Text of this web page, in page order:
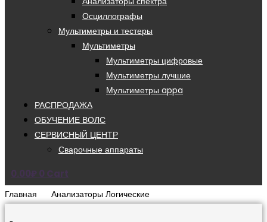
Осциллографы
Мультиметры и тестеры
Мультиметры
Мультиметры цифровые
Мультиметры лучшие
Мультиметры appa
РАСПРОДАЖА
ОБУЧЕНИЕ ВОЛС
СЕРВИСНЫЙ ЦЕНТР
Сварочные аппараты
0.00₽ 0 Cart
Главная Анализаторы Логические